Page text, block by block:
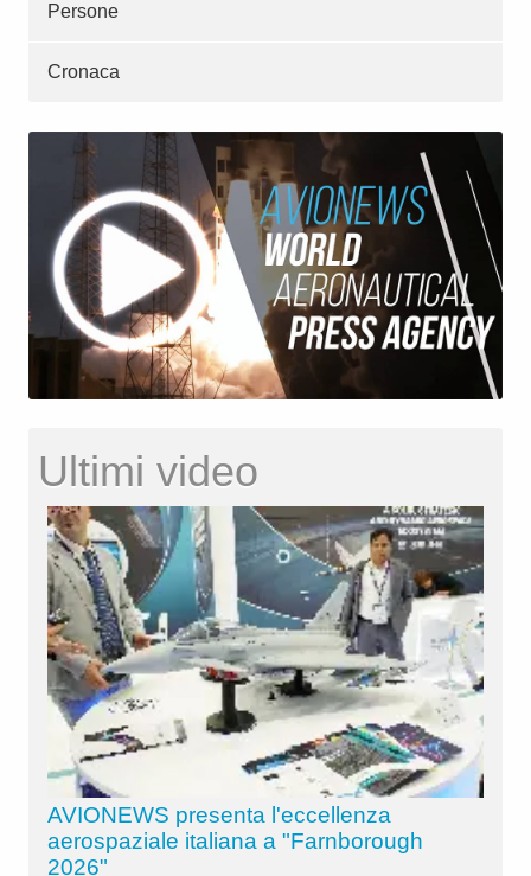
Persone
Cronaca
Ultimi video
AVIONEWS presenta l'eccellenza
aerospaziale italiana a "Farnborough
2026"